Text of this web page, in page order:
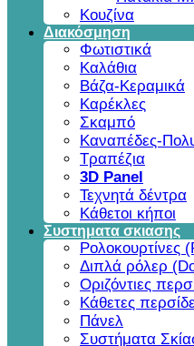
Κουζίνα
Διακόσμηση
Φωτιστικά
Καλάθια
Βάζα-Κεραμικά
Καρέκλες
Σκαμπό
Καναπέδες-
Τραπέζια
3D Panel
Τεχνητά δέντρα
Κάθετοι κήποι
Συστηματα σκιασης
Ρολοκουρτίνες
Διπλά ρόλερ
Οριζόντιες
Κάθετες
Πάνελ
Συστήματα